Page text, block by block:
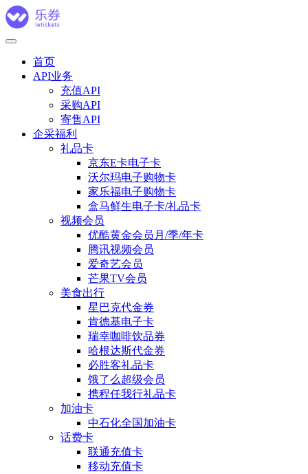
首页
API业务
充值API
采购API
寄售API
企采福利
礼品卡
京东E卡电子卡
沃尔玛电子购物卡
家乐福电子购物卡
盒马鲜生电子卡/礼品卡
视频会员
优酷黄金会员月/季/年卡
腾讯视频会员
爱奇艺会员
芒果TV会员
美食出行
星巴克代金券
肯德基电子卡
瑞幸咖啡饮品券
哈根达斯代金券
必胜客礼品卡
饿了么超级会员
携程任我行礼品卡
加油卡
中石化全国加油卡
话费卡
联通充值卡
移动充值卡